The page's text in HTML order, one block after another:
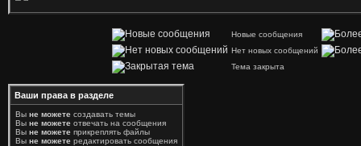
Новые сообщения
Нет новых сообщений
Тема закрыта
Ваши права в разделе
Вы не можете создавать темы
Вы не можете отвечать на сообщения
Вы не можете прикреплять файлы
Вы не можете редактировать сообщения